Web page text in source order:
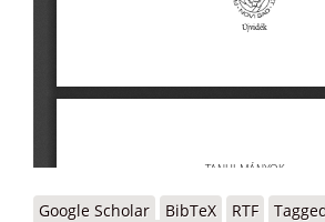
Google Scholar BibTeX RTF